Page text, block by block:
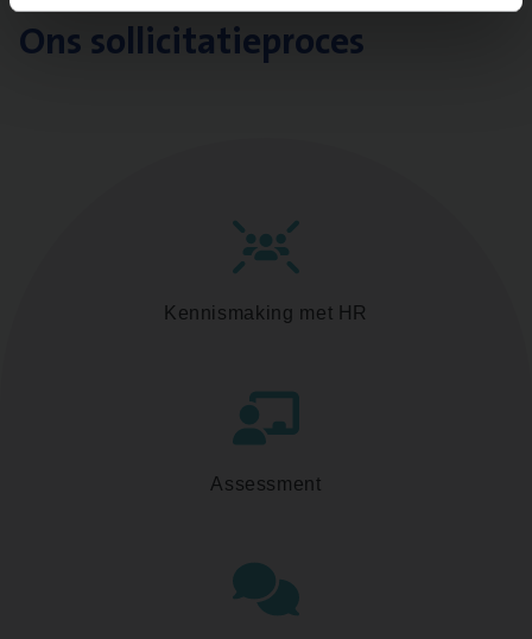
Ons sollicitatieproces
Kennismaking met HR
Assessment